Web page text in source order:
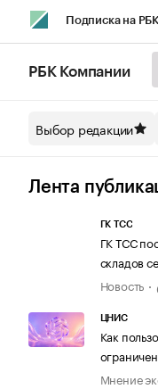
Подписка на РБК
Спецпроекты
Технологии и
РБК Компании
Выбор редакции
Лента
ГК ТСС
ГК ТСС
складов
Новость
ЦНИС
Как
Мнение